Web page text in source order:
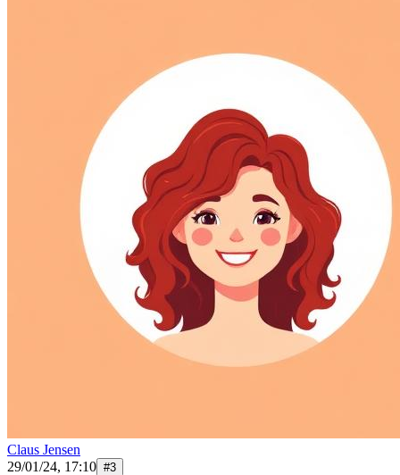
Claus Jensen
29/01/24, 17:10 #3